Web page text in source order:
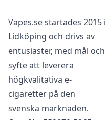
Vapes.se startades 2015 i
Lidköping och drivs av
entusiaster, med mål och
syfte att leverera
högkvalitativa e-
cigaretter på den
svenska marknaden.